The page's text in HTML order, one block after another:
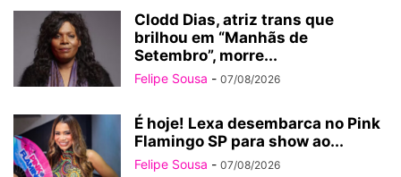
Clodd Dias, atriz trans que
brilhou em “Manhãs de
Setembro”, morre...
Felipe Sousa - 07/08/2026
É hoje! Lexa desembarca no Pink
Flamingo SP para show ao...
Felipe Sousa - 07/08/2026